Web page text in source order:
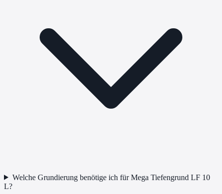
Welche Grundierung benötige ich für Mega Tiefengrund LF 10
L?